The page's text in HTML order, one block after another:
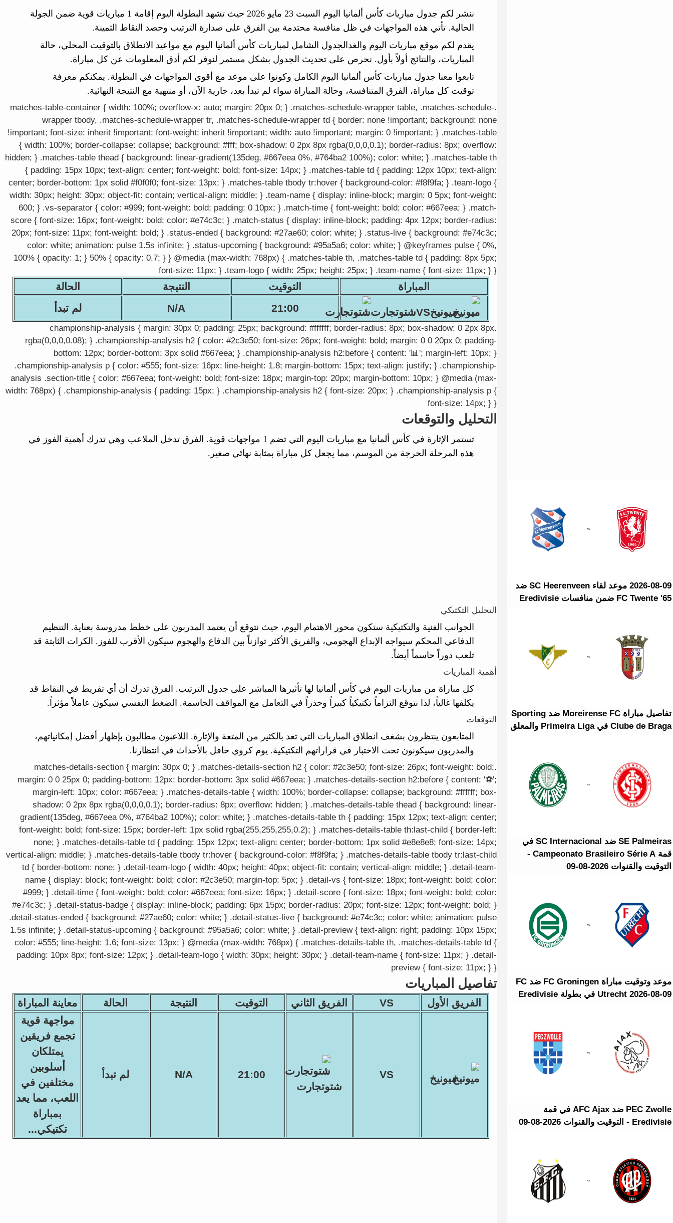
ننشر لكم جدول مباريات كأس ألمانيا اليوم السبت 23 مايو 2026 حيث تشهد البطولة اليوم إقامة 1 مباريات قوية ضمن الجولة
الحالية. تأتي هذه المواجهات في ظل منافسة محتدمة بين الفرق على صدارة الترتيب وحصد النقاط الثمينة.
يقدم لكم موقع مباريات اليوم والغدالجدول الشامل لمباريات كأس ألمانيا اليوم مع مواعيد الانطلاق بالتوقيت المحلي، حالة
المباريات، والنتائج أولاً بأول. نحرص على تحديث الجدول بشكل مستمر لنوفر لكم أدق المعلومات عن كل مباراة.
تابعوا معنا جدول مباريات كأس ألمانيا اليوم الكامل وكونوا على موعد مع أقوى المواجهات في البطولة. يمكنكم معرفة
توقيت كل مباراة، الفرق المتنافسة، وحالة المباراة سواء لم تبدأ بعد، جارية الآن، أو منتهية مع النتيجة النهائية.
.matches-table-container { width: 100%; overflow-x: auto; margin: 20px 0; } .matches-schedule-wrapper table, .matches-schedule-
wrapper tbody, .matches-schedule-wrapper tr, .matches-schedule-wrapper td { border: none !important; background: none
!important; font-size: inherit !important; font-weight: inherit !important; width: auto !important; margin: 0 !important; } .matches-table
{ width: 100%; border-collapse: collapse; background: #fff; box-shadow: 0 2px 8px rgba(0,0,0,0.1); border-radius: 8px; overflow:
hidden; } .matches-table thead { background: linear-gradient(135deg, #667eea 0%, #764ba2 100%); color: white; } .matches-table th
{ padding: 15px 10px; text-align: center; font-weight: bold; font-size: 14px; } .matches-table td { padding: 12px 10px; text-align:
center; border-bottom: 1px solid #f0f0f0; font-size: 13px; } .matches-table tbody tr:hover { background-color: #f8f9fa; } .team-logo {
width: 30px; height: 30px; object-fit: contain; vertical-align: middle; } .team-name { display: inline-block; margin: 0 5px; font-weight:
600; } .vs-separator { color: #999; font-weight: bold; padding: 0 10px; } .match-time { font-weight: bold; color: #667eea; } .match-
score { font-size: 16px; font-weight: bold; color: #e74c3c; } .match-status { display: inline-block; padding: 4px 12px; border-radius:
20px; font-size: 11px; font-weight: bold; } .status-ended { background: #27ae60; color: white; } .status-live { background: #e74c3c;
color: white; animation: pulse 1.5s infinite; } .status-upcoming { background: #95a5a6; color: white; } @keyframes pulse { 0%,
100% { opacity: 1; } 50% { opacity: 0.7; } } @media (max-width: 768px) { .matches-table th, .matches-table td { padding: 8px 5px;
font-size: 11px; } .team-logo { width: 25px; height: 25px; } .team-name { font-size: 11px; } }
المباراة التوقيت النتيجة الحالة
ميونيخVSشتوتجارت 21:00
N/A لم تبدأ
.championship-analysis { margin: 30px 0; padding: 25px; background: #ffffff; border-radius: 8px; box-shadow: 0 2px 8px
rgba(0,0,0,0.08); } .championship-analysis h2 { color: #2c3e50; font-size: 26px; font-weight: bold; margin: 0 0 20px 0; padding-
bottom: 12px; border-bottom: 3px solid #667eea; } .championship-analysis h2:before { content: '📊'; margin-left: 10px; }
.championship-analysis p { color: #555; font-size: 16px; line-height: 1.8; margin-bottom: 15px; text-align: justify; } .championship-
analysis .section-title { color: #667eea; font-weight: bold; font-size: 18px; margin-top: 20px; margin-bottom: 10px; } @media (max-
width: 768px) { .championship-analysis { padding: 15px; } .championship-analysis h2 { font-size: 20px; } .championship-analysis p {
font-size: 14px; } }
التحليل والتوقعات
تستمر الإثارة في كأس ألمانيا مع مباريات اليوم التي تضم 1 مواجهات قوية. الفرق تدخل الملاعب وهي تدرك أهمية الفوز في
هذه المرحلة الحرجة من الموسم، مما يجعل كل مباراة بمثابة نهائي صغير.
التحليل التكتيكي
الجوانب الفنية والتكتيكية ستكون محور الاهتمام اليوم، حيث نتوقع أن يعتمد المدربون على خطط مدروسة بعناية. التنظيم
الدفاعي المحكم سيواجه الإبداع الهجومي، والفريق الأكثر توازناً بين الدفاع والهجوم سيكون الأقرب للفوز. الكرات الثابتة قد
تلعب دوراً حاسماً أيضاً.
أهمية المباريات
كل مباراة من مباريات اليوم في كأس ألمانيا لها تأثيرها المباشر على جدول الترتيب. الفرق تدرك أن أي تفريط في النقاط قد
يكلفها غالياً، لذا نتوقع التزاماً تكتيكياً كبيراً وحذراً في التعامل مع المواقف الحاسمة. الضغط النفسي سيكون عاملاً مؤثراً.
التوقعات
المتابعون ينتظرون بشغف انطلاق المباريات التي تعد بالكثير من المتعة والإثارة. اللاعبون مطالبون بإظهار أفضل إمكانياتهم،
والمدربون سيكونون تحت الاختبار في قراراتهم التكتيكية. يوم كروي حافل بالأحداث في انتظارنا.
.matches-details-section { margin: 30px 0; } .matches-details-section h2 { color: #2c3e50; font-size: 26px; font-weight: bold;
margin: 0 0 25px 0; padding-bottom: 12px; border-bottom: 3px solid #667eea; } .matches-details-section h2:before { content: '⚽';
margin-left: 10px; color: #667eea; } .matches-details-table { width: 100%; border-collapse: collapse; background: #ffffff; box-
shadow: 0 2px 8px rgba(0,0,0,0.1); border-radius: 8px; overflow: hidden; } .matches-details-table thead { background: linear-
gradient(135deg, #667eea 0%, #764ba2 100%); color: white; } .matches-details-table th { padding: 15px 12px; text-align: center;
font-weight: bold; font-size: 15px; border-left: 1px solid rgba(255,255,255,0.2); } .matches-details-table th:last-child { border-left:
none; } .matches-details-table td { padding: 15px 12px; text-align: center; border-bottom: 1px solid #e8e8e8; font-size: 14px;
vertical-align: middle; } .matches-details-table tbody tr:hover { background-color: #f8f9fa; } .matches-details-table tbody tr:last-child
td { border-bottom: none; } .detail-team-logo { width: 40px; height: 40px; object-fit: contain; vertical-align: middle; } .detail-team-
name { display: block; font-weight: bold; color: #2c3e50; margin-top: 5px; } .detail-vs { font-size: 18px; font-weight: bold; color:
#999; } .detail-time { font-weight: bold; color: #667eea; font-size: 16px; } .detail-score { font-size: 18px; font-weight: bold; color:
#e74c3c; } .detail-status-badge { display: inline-block; padding: 6px 15px; border-radius: 20px; font-size: 12px; font-weight: bold; }
.detail-status-ended { background: #27ae60; color: white; } .detail-status-live { background: #e74c3c; color: white; animation: pulse
1.5s infinite; } .detail-status-upcoming { background: #95a5a6; color: white; } .detail-preview { text-align: right; padding: 10px 15px;
color: #555; line-height: 1.6; font-size: 13px; } @media (max-width: 768px) { .matches-details-table th, .matches-details-table td {
padding: 10px 8px; font-size: 12px; } .detail-team-logo { width: 30px; height: 30px; } .detail-team-name { font-size: 11px; } .detail-
preview { font-size: 11px; } }
تفاصيل المباريات
الفريق الأول VS الفريق الثاني التوقيت النتيجة الحالة معاينة المباراة
ميونيخ
VS
شتوتجارت
21:00
N/A لم تبدأ
مواجهة قوية
تجمع فريقين
يمتلكان
أسلوبين
مختلفين في
اللعب، مما يعد
بمباراة
تكتيكي...
2026-08-09 موعد لقاء SC Heerenveen ضد
FC Twente '65 ضمن منافسات Eredivisie
تفاصيل مباراة Moreirense FC ضد Sporting
Clube de Braga في Primeira Liga والمعلق
SE Palmeiras ضد SC Internacional في
قمة Campeonato Brasileiro Série A -
التوقيت والقنوات 2026-08-09
موعد وتوقيت مباراة FC Groningen ضد FC
Utrecht 2026-08-09 في بطولة Eredivisie
PEC Zwolle ضد AFC Ajax في قمة
Eredivisie - التوقيت والقنوات 2026-08-09